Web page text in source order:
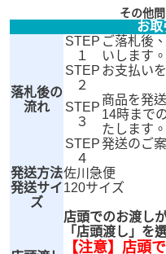
その他
お取
落札後の
流れ
STEP
１
ご落札後
いします。
STEP
２
お支払い
STEP
３
商品を発
14時まで
たします。
STEP
４
発送のご
発送方法佐川急便
発送サイ
ズ
120サイズ
店頭でのお渡し
「店頭渡し」を
【注意】店頭